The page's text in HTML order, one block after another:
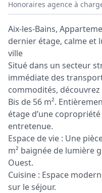
Honoraires agence à
Aix-les-Bains,
dernier étage, calme et
ville
Situé dans un secteur
immédiate des
commodités,
Bis de 56 m².
étage d’une
entretenue.
Espace de vie : Une
m² baignée de lumière
Ouest.
Cuisine : Espace
sur le séjour.